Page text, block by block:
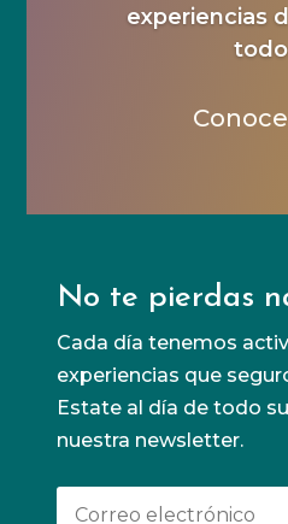
experiencias
No te pierdas
Cada día tenemos
experiencias que
Estate al día de todo
nuestra newsletter.